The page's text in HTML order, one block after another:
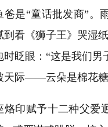
爸是“童话批发商”。
到看《狮子王》哭湿
时眨眼：“这是我们男
天际——云朵是棉花糖
烙印赋予十二种父爱